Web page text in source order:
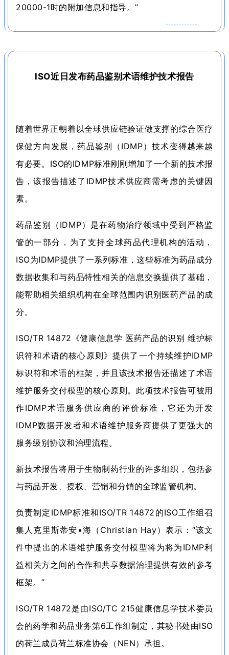
20000-1时的附加信息和指导。”
ISO近日发布药品鉴别术语维护技术报告
随着世界正朝着以全球供应链验证做支撑的综合医疗
保健方向发展，药品鉴别（IDMP）技术变得越来越
有必要。 ISO的IDMP标准刚刚增加了一个新的技术报
告，该报告描述了IDMP技术供应商需考虑的关键因
素。
药品鉴别（IDMP）是在药物治疗领域中受到严格监
管的一部分，为了支持全球药品代理机构的活动，
ISO为IDMP提供了一系列标准，这些标准为药品成分
数据收集和与药品特性相关的信息交换提供了基础，
能帮助相关组织机构在全球范围内识别医药产品的成
分。
ISO/TR 14872《健康信息学 医药产品的识别 维护标
识符和术语的核心原则》提供了一个持续维护IDMP
标识符和术语的框架，并且该技术报告还描述了术语
维护服务交付模型的核心原则。 此项技术报告可被用
作IDMP术语服务供应商的评价标准，它还为开发
IDMP数据开发者和术语维护服务商提供了更强大的
服务级别协议和治理流程。
新技术报告将用于生物制药行业的许多组织，包括参
与药品开发、授权、营销和分销的全球监管机构。
负责制定IDMP标准和ISO/TR 14872的ISO工作组召
集人克里斯蒂安 ▪海（Christian Hay）表示： “该文
件中提出的术语维护服务交付模型将为将为IDMP利
益相关方之间的合作和共享数据治理提供有效的参考
框架。 ”
ISO/TR 14872是由ISO/TC 215健康信息学技术委员
会的药学和药品业务第6工作组制定，其秘书处由ISO
的荷兰成员荷兰标准协会（NEN）承担。